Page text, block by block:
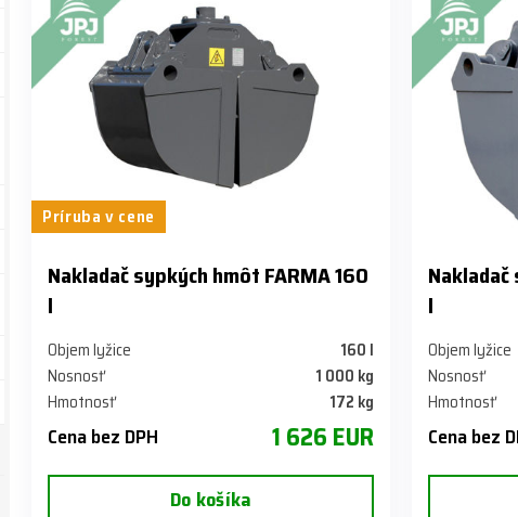
Príruba v cene
Nakladač sypkých hmôt FARMA 160
l
Objem lyžice
160 l
Nosnosť
1 000 kg
Hmotnosť
172 kg
Cena bez DPH 1 626 EUR
Do košíka
l
Objem lyžice
Nosnosť
Hmotnosť
Cena bez